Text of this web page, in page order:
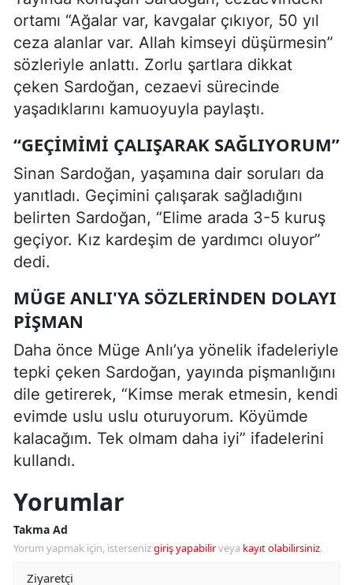
ortamı “Ağalar var, kavgalar çıkıyor, 50 yıl
ceza alanlar var. Allah kimseyi düşürmesin”
sözleriyle anlattı. Zorlu şartlara dikkat
çeken Sardoğan, cezaevi sürecinde
yaşadıklarını kamuoyuyla paylaştı.
“GEÇIMIMI ÇALIŞARAK SAĞLIYORUM”
Sinan Sardoğan, yaşamına dair soruları da
yanıtladı. Geçimini çalışarak sağladığını
belirten Sardoğan, “Elime arada 3-5 kuruş
geçiyor. Kız kardeşim de yardımcı oluyor”
dedi.
MÜGE ANLI'YA SÖZLERINDEN DOLAYI
PIŞMAN
Daha önce Müge Anlı’ya yönelik ifadeleriyle
tepki çeken Sardoğan, yayında pişmanlığını
dile getirerek, “Kimse merak etmesin, kendi
evimde uslu uslu oturuyorum. Köyümde
kalacağım. Tek olmam daha iyi” ifadelerini
kullandı.
Yorumlar
Takma Ad
Yorum yapmak için, istersenizgiriş yapabilirveya kayıt olabilirsiniz.